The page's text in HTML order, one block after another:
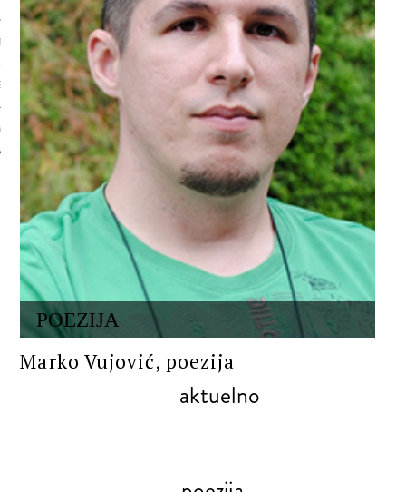
POEZIJA
Marko Vujović, poezija
aktuelno